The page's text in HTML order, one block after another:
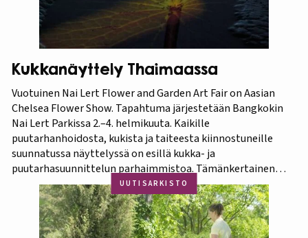
Kukkanäyttely Thaimaassa
Vuotuinen Nai Lert Flower and Garden Art Fair on Aasian
Chelsea Flower Show. Tapahtuma järjestetään Bangkokin
Nai Lert Parkissa 2.–4. helmikuuta. Kaikille
puutarhanhoidosta, kukista ja taiteesta kiinnostuneille
suunnatussa näyttelyssä on esillä kukka- ja
puutarhasuunnittelun parhaimmistoa. Tämänkertainen
tapahtuma on osa Amazing Thailand -teemavuotta, joka
pyrkii piristämään Thaimaan matkailua entisestään.
Thaimaa tunnetaan erittäin runsaasta ja monipuolisesta
kasvistostaan,…
UUTISARKISTO